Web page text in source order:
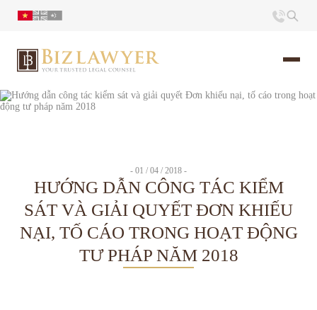
Trang chủ
Ấn phẩm
Tin Tức
- 01 / 04 / 2018 -
HƯỚNG DẪN CÔNG TÁC KIỂM
SÁT VÀ GIẢI QUYẾT ĐƠN KHIẾU
NẠI, TỐ CÁO TRONG HOẠT ĐỘNG
TƯ PHÁP NĂM 2018